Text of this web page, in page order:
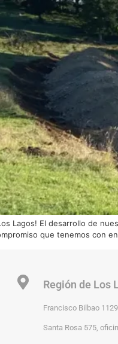
Lagos! El desarrollo de
que tenemos con
Región de Los
Francisco Bilbao
Santa Rosa 575,